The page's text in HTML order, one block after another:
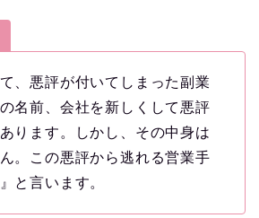
、悪評が付いてしまった副業
名前、会社を新しくして悪評
ります。しかし、その中身は
。この悪評から逃れる営業手
と言います。